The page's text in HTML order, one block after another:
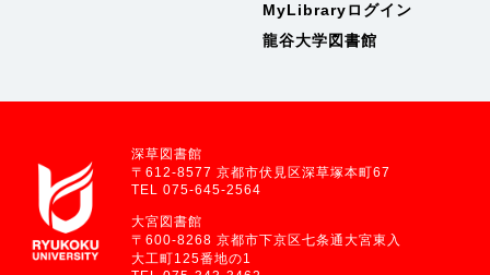
MyLibraryログイン
龍谷大学図書館
深草図書館
〒612-8577 京都市伏見区深草塚本町67
TEL 075-645-2564
大宮図書館
〒600-8268 京都市下京区七条通大宮東入
大工町125番地の1